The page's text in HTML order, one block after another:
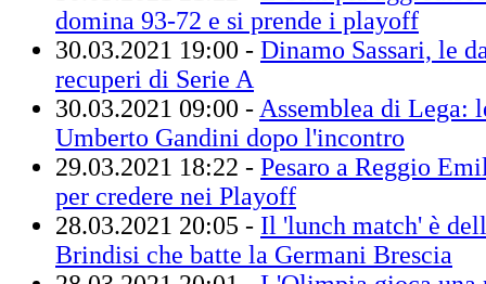
domina 93-72 e si prende i playoff
30.03.2021 19:00 - Dinamo Sassari, le
recuperi di Serie A
30.03.2021 09:00 - Assemblea di Lega:
Umberto Gandini dopo l'incontro
29.03.2021 18:22 - Pesaro a Reggio
per credere nei Playoff
28.03.2021 20:05 - Il 'lunch match' è
Brindisi che batte la Germani Brescia